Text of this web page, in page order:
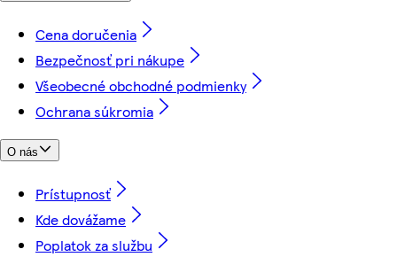
Cena doručenia
Bezpečnosť pri nákupe
Všeobecné obchodné podmienky
Ochrana súkromia
O nás
Prístupnosť
Kde dovážame
Poplatok za službu